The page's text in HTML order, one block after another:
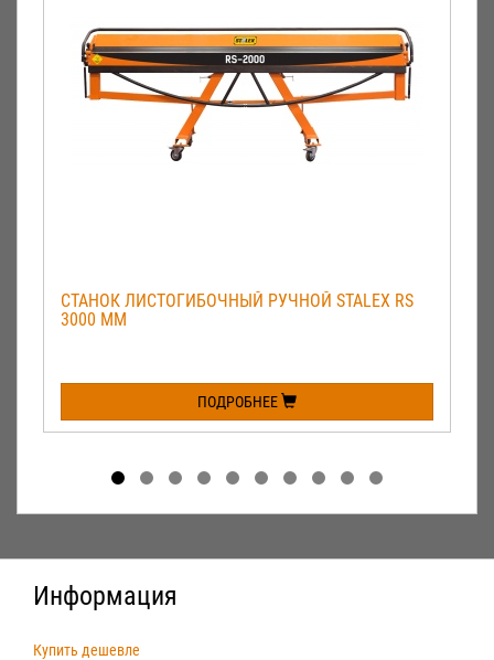
СТАНОК ЛИСТОГИБОЧНЫЙ РУЧНОЙ STALEX RS
3000 ММ
ПОДРОБНЕЕ
Информация
Купить дешевле